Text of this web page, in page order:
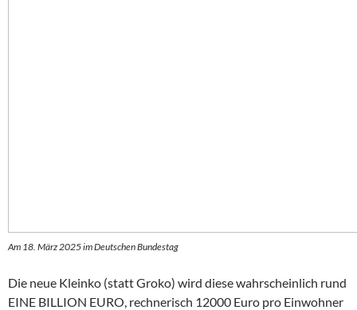
Am 18. März 2025 im Deutschen Bundestag
Die neue Kleinko (statt Groko) wird diese wahrscheinlich rund
EINE BILLION EURO, rechnerisch 12000 Euro pro Einwohner